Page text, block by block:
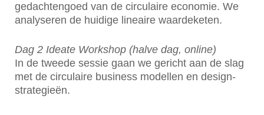
gedachtengoed van de circulaire economie. We
analyseren de huidige lineaire waardeketen.
Dag 2 Ideate Workshop (halve dag, online)
In de tweede sessie gaan we gericht aan de slag
met de circulaire business modellen en design-
strategieën.